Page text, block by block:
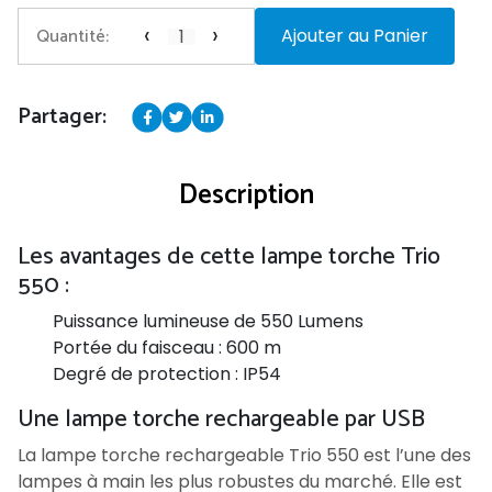
Quantité: ‹ › Ajouter au Panier
Partager:
Description
Les avantages de cette lampe torche Trio
550 :
Puissance lumineuse de 550 Lumens
Portée du faisceau : 600 m
Degré de protection : IP54
Une lampe torche rechargeable par USB
La lampe torche rechargeable Trio 550 est l’une des
lampes à main les plus robustes du marché. Elle est